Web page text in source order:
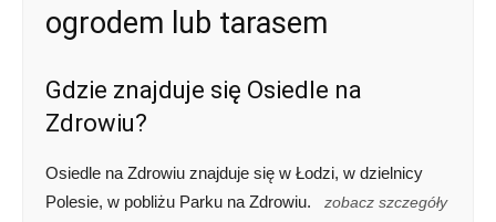
ogrodem lub tarasem
Gdzie znajduje się Osiedle na
Zdrowiu?
Osiedle na Zdrowiu znajduje się w Łodzi, w dzielnicy
Polesie, w pobliżu Parku na Zdrowiu.
zobacz szczegóły